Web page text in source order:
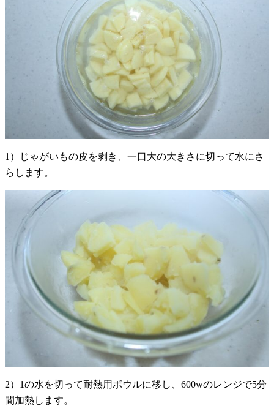
1）じゃがいもの皮を剥き、一口大の大きさに切って水にさ
らします。
2）1の水を切って耐熱用ボウルに移し、600wのレンジで5分
間加熱します。